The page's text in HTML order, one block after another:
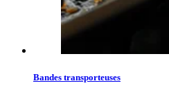
Bandes transporteuses